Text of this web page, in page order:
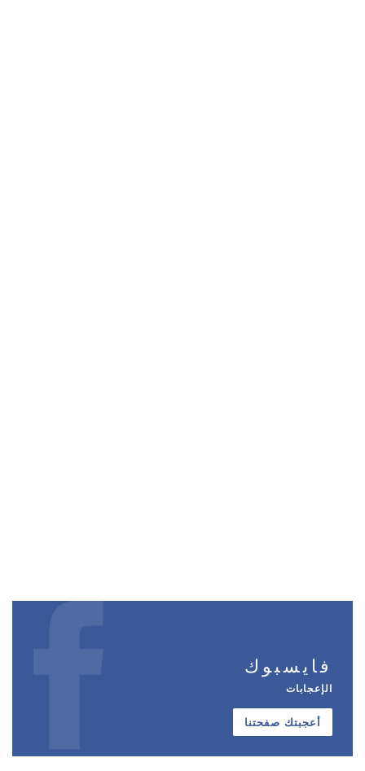
فايسبوك
الإعجابات
أعجبتك صفحتنا